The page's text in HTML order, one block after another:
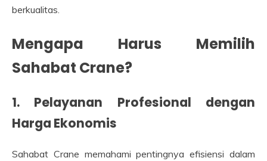
berkualitas.
Mengapa Harus Memilih
Sahabat Crane?
1. Pelayanan Profesional dengan
Harga Ekonomis
Sahabat Crane memahami pentingnya efisiensi dalam